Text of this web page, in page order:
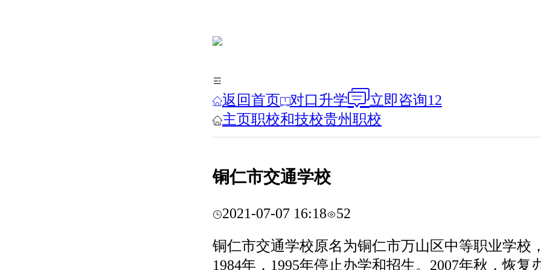
返回首页 对口升学 立即咨询12
主页职校和技校贵州职校
铜仁市交通学校
2021-07-07 16:18 52
铜仁市交通学校原名为铜仁市万山区中等职业学校
1984年，1995年停止办学和招生。2007年秋，恢复